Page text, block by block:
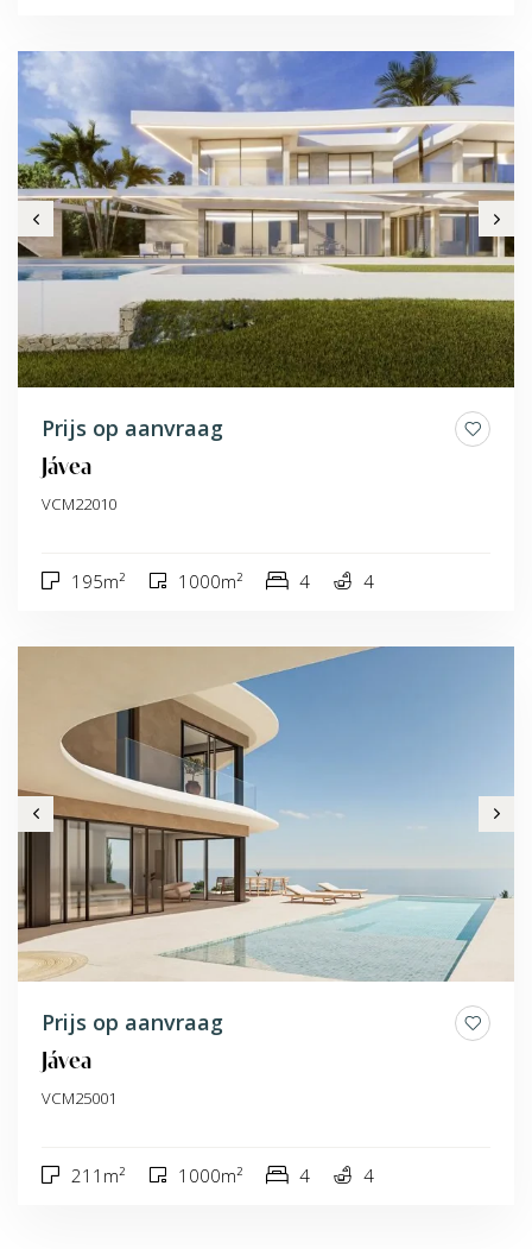
Prijs op aanvraag
Jávea
VCM22010
195m² 1000m² 4 4
Prijs op aanvraag
Jávea
VCM25001
211m² 1000m² 4 4